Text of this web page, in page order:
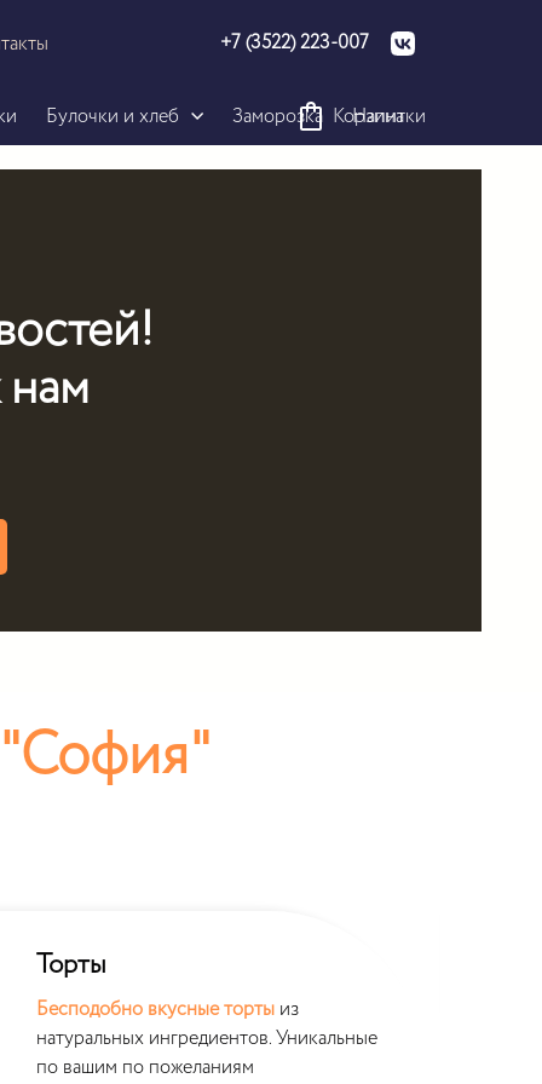
+7 (3522) 223-007
Булочки и хлеб Заморозка Напитки
Корзина
"София"
Торты
Бесподобно вкусные тортыиз
натуральных ингредиентов. Уникальные
по вашим по пожеланиям